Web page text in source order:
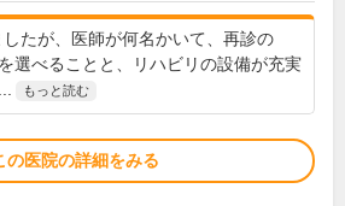
たが、医師が何名かいて、再診の
選べることと、リハビリの設備が充実
もっと読む
の医院の詳細をみる